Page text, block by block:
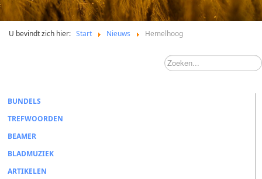
U bevindt zich hier: Start Nieuws Hemelhoog
BUNDELS
TREFWOORDEN
BEAMER
BLADMUZIEK
ARTIKELEN